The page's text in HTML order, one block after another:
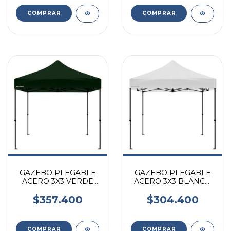
GAZEBO PLEGABLE
ACERO 3X3 VERDE
BOLSO KUSHIRO
$357.400
GAZEBO PLEGABLE
ACERO 3X3 BLANCO
BOLSO KUSHIRO
$304.400